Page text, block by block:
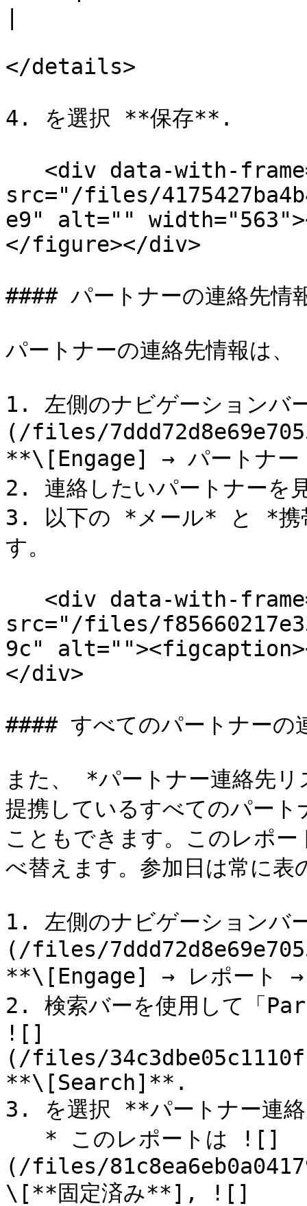
</details>
4. を選択 **保存**.
src="/files/
e9" alt=""
</figure></div>
#### パートナーの連絡先情
パートナーの連絡先情報は
1. 左側のナビゲーション
(/files/
**\[Engage] → パートナ
2. 連絡したいパートナーを
3. 以下の *メール* と *携
す。
src="/files/
9c"
</div>
#### すべてのパートナーの
また、 *パートナー連絡先
提携しているすべてのパート
こともできます。このレポ
べ替えます。参加日は常に表
1. 左側のナビゲーション
(/files/
**\[Engage] → レポート →
2. 検索バーを使用して「
![]
(/files/
**\[Search]**.
3. を選択 **パートナー連
(/files/
\[**固定済み**], ![]